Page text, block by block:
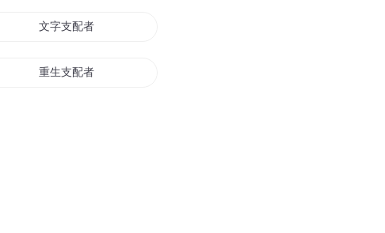
文字支配者
重生支配者